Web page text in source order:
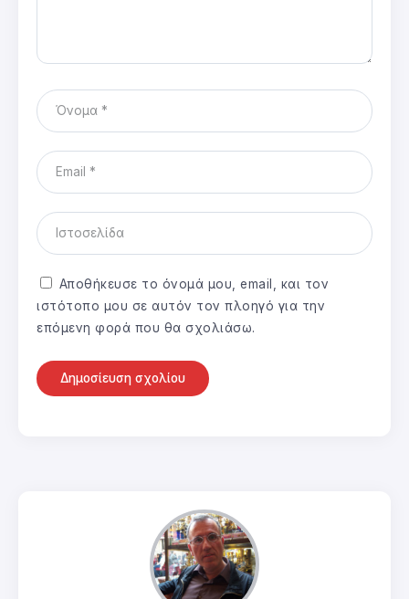
Αποθήκευσε το όνομά μου, email, και τον
ιστότοπο μου σε αυτόν τον πλοηγό για την
επόμενη φορά που θα σχολιάσω.